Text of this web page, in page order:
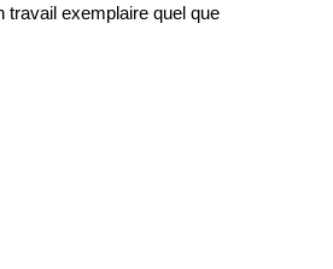
travail exemplaire quel que